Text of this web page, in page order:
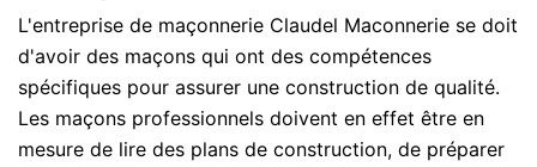
L'entreprise de maçonnerie Claudel Maconnerie se doit
d'avoir des maçons qui ont des compétences
spécifiques pour assurer une construction de qualité.
Les maçons professionnels doivent en effet être en
mesure de lire des plans de construction, de préparer